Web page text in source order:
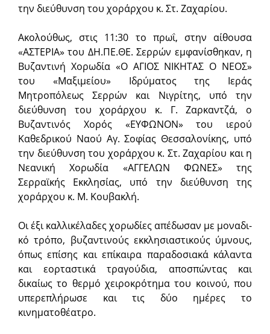
την διεύθυνση του χοράρχου κ. Στ. Ζαχαρίου.
Ακολούθως, στις 11:30 το πρωΐ, στην αί­θου­σα
«ΑΣΤΕΡΙΑ» του ΔΗ.ΠΕ.ΘΕ. Σερ­ρών εμ­φα­νίσθηκαν, η
Βυζαντινή Χορωδία «Ο ΑΓΙΟΣ ΝΙΚΗΤΑΣ Ο ΝΕΟΣ»
του «Μαξιμείου» Ιδρύματος της Ιεράς
Μητροπόλεως Σερρών και Νιγρίτης, υπό την
διεύθυνση του χοράρχου κ. Γ. Ζαρκαντζά, ο
Βυζαντινός Χορός «ΕΥΦΩΝΟΝ» του ιερού
Καθεδρικού Ναού Αγ. Σοφίας Θεσσαλονίκης, υπό
την διεύθυνση του χοράρχου κ. Στ. Ζαχαρίου και η
Νεανική Χορωδία «ΑΓΓΕΛΩΝ ΦΩΝΕΣ» της
Σερραϊκής Εκκλησίας, υπό την διεύθυνση της
χοράρχου κ. Μ. Κουβακλή.
Οι έξι καλ­λι­κέ­λα­δες χο­ρω­δί­ες α­πέ­δω­σαν με μο­να­δι­
κό τρό­πο, βυ­ζαν­τι­νούς εκ­κλη­σι­α­στι­κούς ύ­μνους,
ό­πως ε­πί­σης και επί­και­ρα παραδοσιακά κάλαντα
και ε­ορ­τα­στικά τρα­γού­δια, αποσπώντας και
δικαίως το θερμό χειροκρότημα του κοινού, που
υπερεπλήρωσε και τις δύο ημέρες το
κινηματοθέατρο.